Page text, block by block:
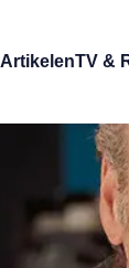
ArtikelenTV &